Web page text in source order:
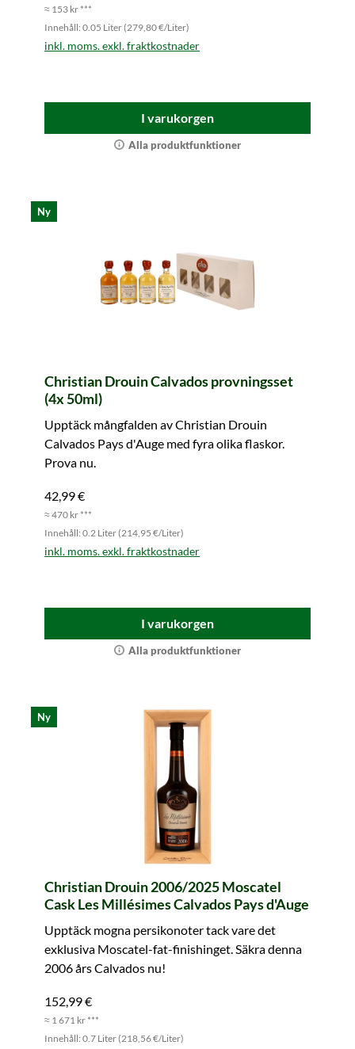
≈ 153 kr ***
Innehåll: 0.05 Liter (279,80 €/Liter)
inkl. moms. exkl. fraktkostnader
I varukorgen
Alla produktfunktioner
Ny
Christian Drouin Calvados provningsset
(4x 50ml)
Upptäck mångfalden av Christian Drouin
Calvados Pays d'Auge med fyra olika flaskor.
Prova nu.
42,99 €
≈ 470 kr ***
Innehåll: 0.2 Liter (214,95 €/Liter)
inkl. moms. exkl. fraktkostnader
I varukorgen
Alla produktfunktioner
Ny
Christian Drouin 2006/2025 Moscatel
Cask Les Millésimes Calvados Pays d'Auge
Upptäck mogna persikonoter tack vare det
exklusiva Moscatel-fat-finishinget. Säkra denna
2006 års Calvados nu!
152,99 €
≈ 1 671 kr ***
Innehåll: 0.7 Liter (218,56 €/Liter)